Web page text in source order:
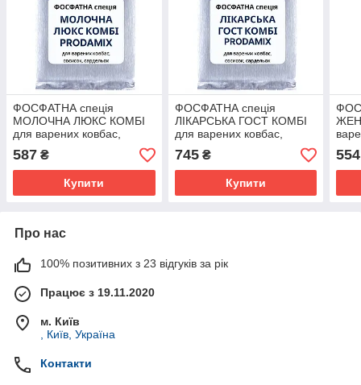
ФОСФАТНА спеція
МОЛОЧНА ЛЮКС КОМБІ
для варених ковбас,
сосисок, сардельок
Prodamix (Van Hees, ЄС)
587 ₴
Купити
ФОСФАТНА спеція
ЛІКАРСЬКА ГОСТ КОМБІ
для варених ковбас,
сосисок, сардельок
Рrodamix (Van Hees, ЄС)
745₴
Купити
554
Про нас
100% позитивних з 23 відгуків за рік
Працює з 19.11.2020
м. Київ
, Київ, Україна
Контакти